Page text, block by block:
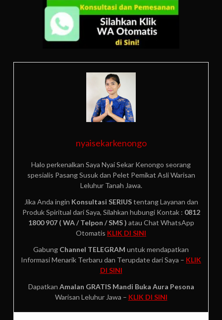
nyaisekarkenongo
Halo perkenalkan Saya Nyai Sekar Kenongo seorang
spesialis Pasang Susuk dan Pelet Pemikat Asli Warisan
Leluhur Tanah Jawa.
Jika Anda ingin Konsultasi SERIUStentang Layanan dan
Produk Spiritual dari Saya, Silahkan hubungi Kontak : 0812
1800 907 ( WA / Telpon / SMS ) atau Chat WhatsApp
Otomatis KLIK DI SINI
Gabung Channel TELEGRAM untuk mendapatkan
Informasi Menarik Terbaru dan Terupdate dari Saya – KLIK
DI SINI
Dapatkan Amalan GRATIS Mandi Buka Aura Pesona
Warisan Leluhur Jawa – KLIK DI SINI